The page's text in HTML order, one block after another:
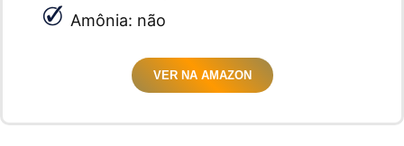
Amônia: não
VER NA AMAZON